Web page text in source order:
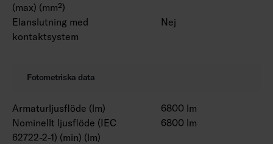
(max) (mm²)
Elanslutning med
kontaktsystem
Nej
Fotometriska data
Armaturljusflöde (lm)
6800 lm
Nominellt ljusflöde (IEC
62722-2-1) (min) (lm)
6800 lm